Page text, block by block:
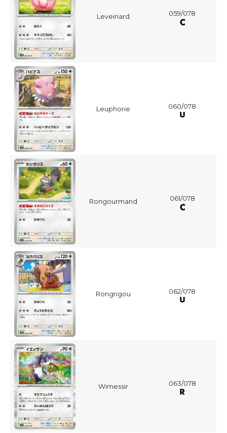
Leveinard 059/078
Leuphorie 060/078
Rongourmand 061/078
Rongrigou 062/078
Wimessir 063/078